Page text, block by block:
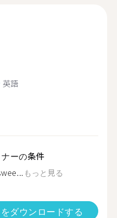
英語
ーの条件
もっと見る
ダウンロードする